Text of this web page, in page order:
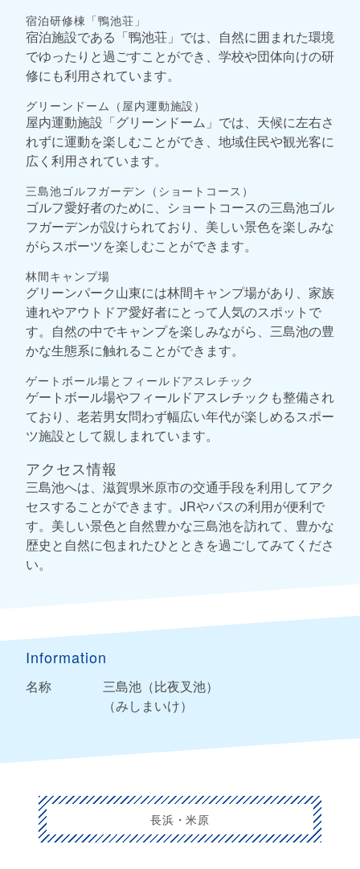
宿泊研修棟「鴨池荘」
宿泊施設である「鴨池荘」では、自然に囲まれた環境
でゆったりと過ごすことができ、学校や団体向けの研
修にも利用されています。
グリーンドーム（屋内運動施設）
屋内運動施設「グリーンドーム」では、天候に左右さ
れずに運動を楽しむことができ、地域住民や観光客に
広く利用されています。
三島池ゴルフガーデン（ショートコース）
ゴルフ愛好者のために、ショートコースの三島池ゴル
フガーデンが設けられており、美しい景色を楽しみな
がらスポーツを楽しむことができます。
林間キャンプ場
グリーンパーク山東には林間キャンプ場があり、家族
連れやアウトドア愛好者にとって人気のスポットで
す。自然の中でキャンプを楽しみながら、三島池の豊
かな生態系に触れることができます。
ゲートボール場とフィールドアスレチック
ゲートボール場やフィールドアスレチックも整備され
ており、老若男女問わず幅広い年代が楽しめるスポー
ツ施設として親しまれています。
アクセス情報
三島池へは、滋賀県米原市の交通手段を利用してアク
セスすることができます。JRやバスの利用が便利で
す。美しい景色と自然豊かな三島池を訪れて、豊かな
歴史と自然に包まれたひとときを過ごしてみてくださ
い。
Information
名称
三島池（比夜叉池）
（みしまいけ）
長浜・米原